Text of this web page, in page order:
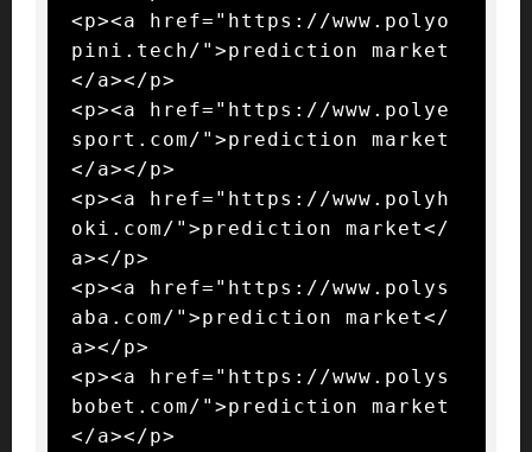
<p><a href="https://www.polyo
pini.tech/">prediction market
</a></p>
<p><a href="https://www.polye
sport.com/">prediction market
</a></p>
<p><a href="https://www.polyh
oki.com/">prediction market</
a></p>
<p><a href="https://www.polys
aba.com/">prediction market</
a></p>
<p><a href="https://www.polys
bobet.com/">prediction market
</a></p>